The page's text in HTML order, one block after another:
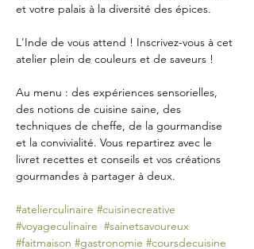
et votre palais à la diversité des épices.
L'Inde de vous attend ! Inscrivez-vous à cet
atelier plein de couleurs et de saveurs !
Au menu : des expériences sensorielles,
des notions de cuisine saine, des
techniques de cheffe, de la gourmandise
et la convivialité. Vous repartirez avec le
livret recettes et conseils et vos créations
gourmandes à partager à deux.
#atelierculinaire #cuisinecreative
#voyageculinaire #sainetsavoureux
#faitmaison #gastronomie #coursdecuisine